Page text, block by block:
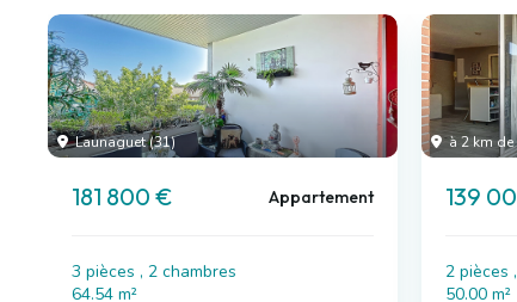
Launaguet (31)
181 800 € Appartement
3 pièces , 2 chambres
64.54 m²
à 2 km de
139
2 pièces
50.00 m²